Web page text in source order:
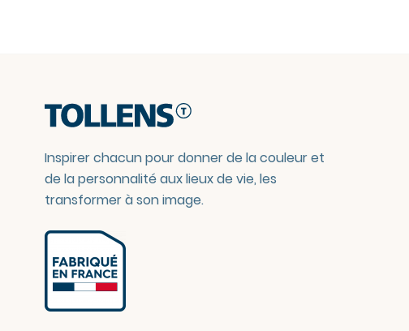
Inspirer chacun pour donner de la couleur et
de la personnalité aux lieux de vie, les
transformer à son image.